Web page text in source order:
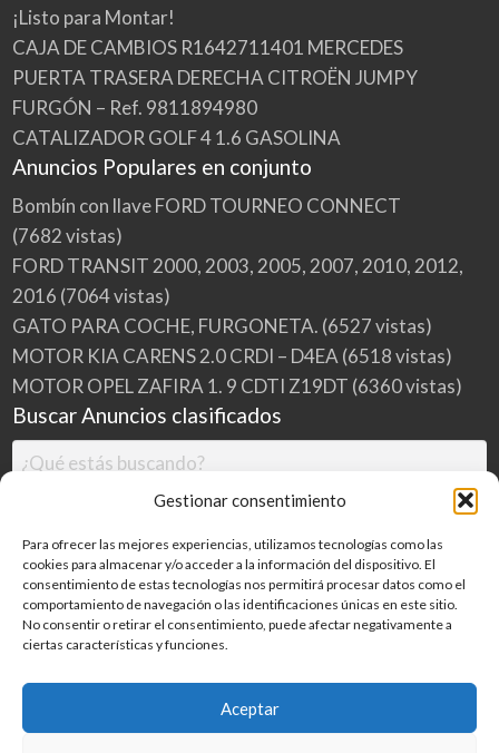
Gestionar consentimiento
Para ofrecer las mejores experiencias, utilizamos tecnologías como las
cookies para almacenar y/o acceder a la información del dispositivo. El
consentimiento de estas tecnologías nos permitirá procesar datos como el
comportamiento de navegación o las identificaciones únicas en este sitio.
No consentir o retirar el consentimiento, puede afectar negativamente a
ciertas características y funciones.
Aceptar
¡Listo para Montar!
CAJA DE CAMBIOS R1642711401 MERCEDES
PUERTA TRASERA DERECHA CITROËN JUMPY
FURGÓN – Ref. 9811894980
CATALIZADOR GOLF 4 1.6 GASOLINA
Anuncios Populares en conjunto
Bombín con llave FORD TOURNEO CONNECT
(7682 vistas)
FORD TRANSIT 2000, 2003, 2005, 2007, 2010, 2012,
2016 (7064 vistas)
GATO PARA COCHE, FURGONETA. (6527 vistas)
MOTOR KIA CARENS 2.0 CRDI – D4EA(6518 vistas)
MOTOR OPEL ZAFIRA 1. 9 CDTI Z19DT (6360 vistas)
Buscar Anuncios clasificados